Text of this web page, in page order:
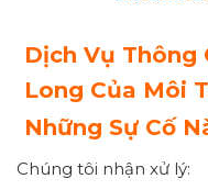
Dịch Vụ Thông
Long Của Môi
Những Sự Cố
Chúng tôi nhận xử lý: